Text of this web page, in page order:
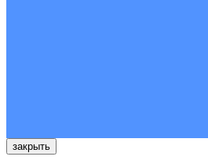
закрыть